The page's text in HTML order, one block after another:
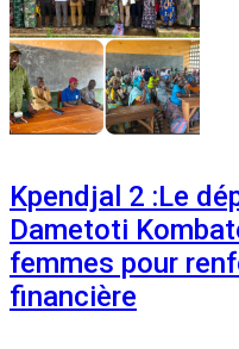
Kpendjal 2 :Le
Dametoti
femmes pour
financière